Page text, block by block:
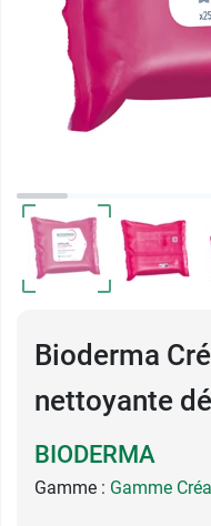
Bioderma
nettoyante
BIODERMA
Gamme : Gamme